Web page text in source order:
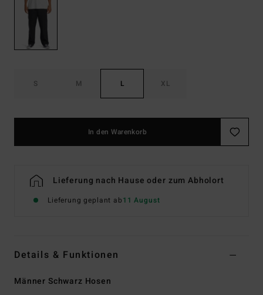
S M L XL
In den Warenkorb
Lieferung nach Hause oder zum Abholort
Lieferung geplant ab11 August
Details & Funktionen
Männer Schwarz Hosen